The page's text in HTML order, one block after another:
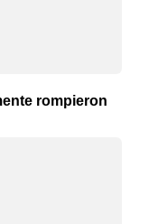
rompieron